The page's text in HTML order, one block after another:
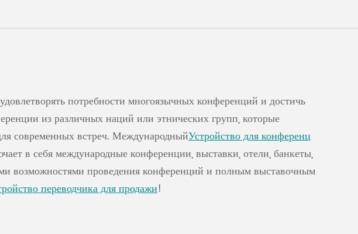
потребности многоязычных конференций и достичь
из различных наций или этнических групп, которые
современных встреч. МеждународныйУстройство для конференц
в себя международные конференции, выставки, отели, банкеты,
возможностями проведения конференций и полным выставочным
переводчика для продажи!